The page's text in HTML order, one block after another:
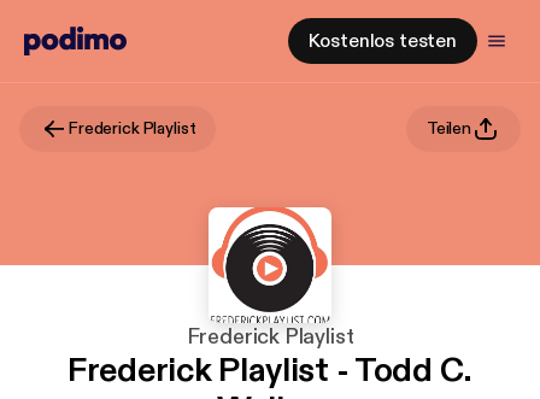
Kostenlos testen
Frederick Playlist Teilen
Frederick Playlist
Frederick Playlist - Todd C.